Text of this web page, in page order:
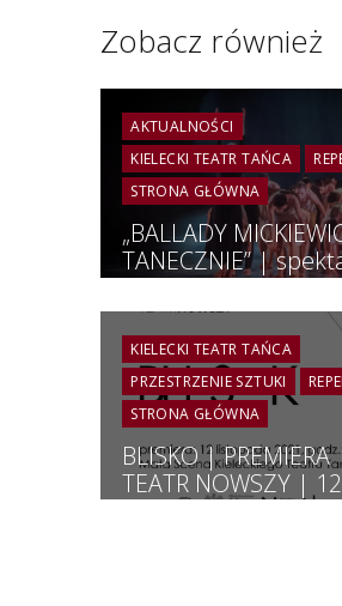
Zobacz również
AKTUALNOŚCI
KIELECKI TEATR TAŃCA
STRONA GŁÓWNA
„BALLADY
TANECZNIE” |
szkolny | Duża
| 18 stycznia 2023
10:00
KIELECKI TEATR TAŃCA
PRZESTRZENIE SZTUKI
STRONA GŁÓWNA
BLISKO |
TEATR NOWSZY | 12
Listopada 2021r. ,